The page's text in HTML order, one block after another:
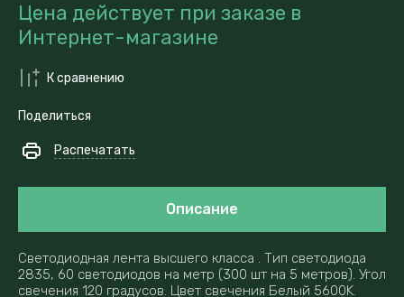
Цена действует при заказе в
Интернет-магазине
К сравнению
Поделиться
Распечатать
Описание
Светодиодная лента высшего класса . Тип светодиода
2835, 60 светодиодов на метр (300 шт на 5 метров). Угол
свечения 120 градусов. Цвет свечения Белый 5600K.